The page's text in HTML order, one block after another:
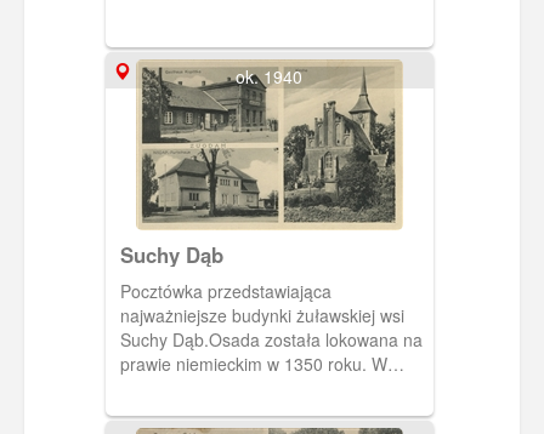
Wisłoujście. – Osobliwa nazwa ma
pochodzić od dawnego właściciela,
mleczarza Piotra N.N.
ok. 1940
Suchy Dąb
Pocztówka przedstawiająca
najważniejsze budynki żuławskiej wsi
Suchy Dąb.Osada została lokowana na
prawie niemieckim w 1350 roku. W
Leberechta Kopittke.. Poniżej siedziba